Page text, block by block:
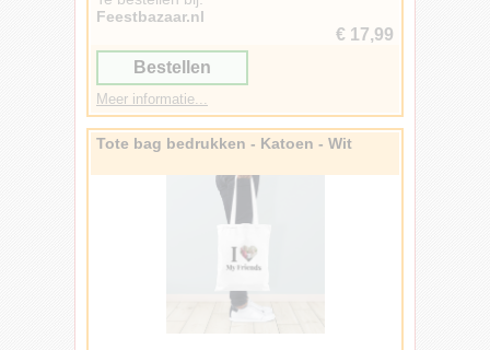
Feestbazaar.nl
€ 17,99
Bestellen
Meer informatie...
Tote bag bedrukken - Katoen - Wit